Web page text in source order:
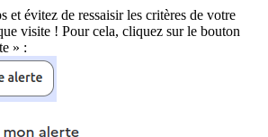
et évitez de ressaisir les critères de votre
visite ! Pour cela, cliquez sur le bouton
» :